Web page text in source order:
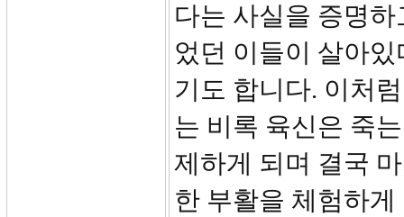
다는 사실을 증명
었던 이들이 살아
기도 합니다. 이처
는 비록 육신은 죽
제하게 되며 결국
한 부활을 체험하게